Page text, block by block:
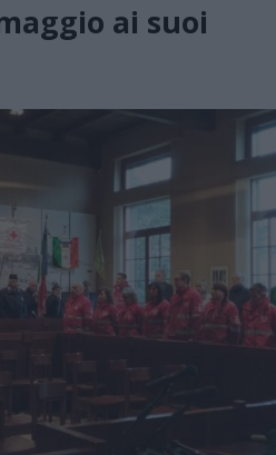
ai suoi